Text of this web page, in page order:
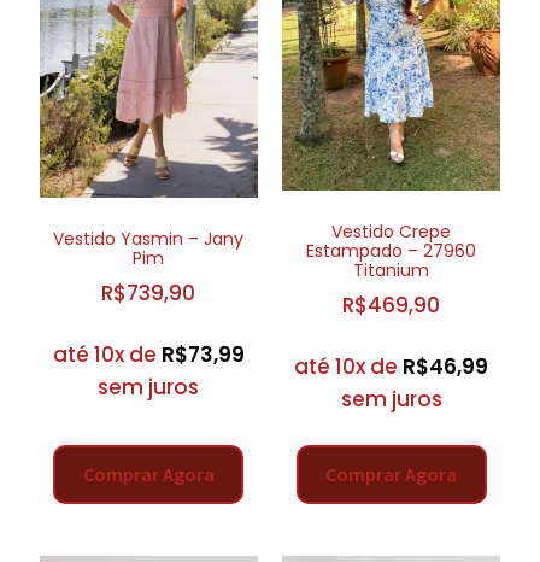
Vestido Yasmin – Jany
Pim
R$739,90
até 10x de R$73,99
sem juros
Comprar Agora
Vestido Crepe
Estampado – 27960
Titanium
R$469,90
até 10x de R$46,99
sem juros
Comprar Agora